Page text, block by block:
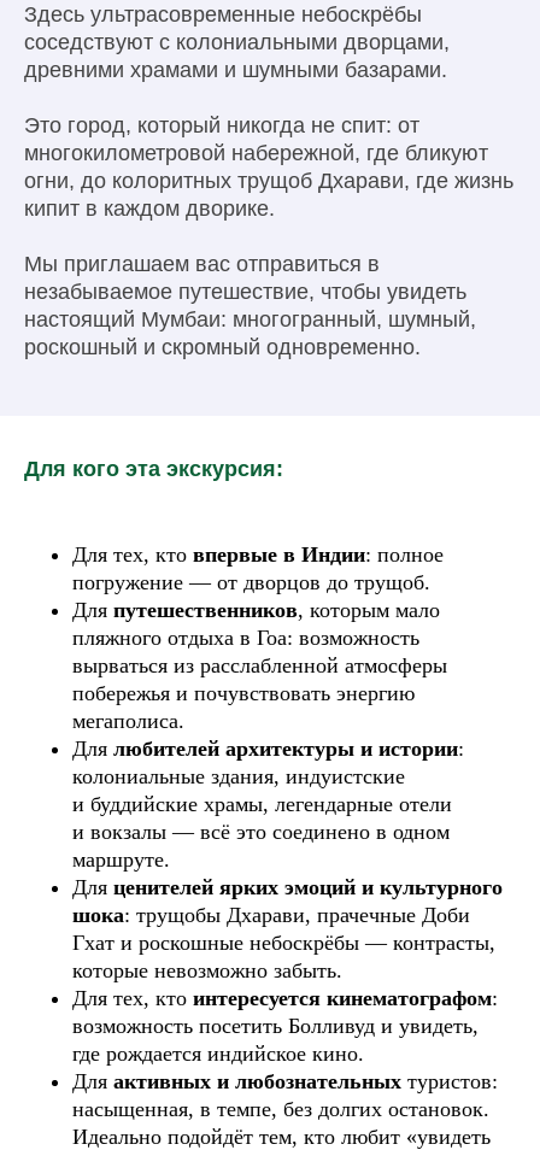
Здесь ультрасовременные небоскрёбы
соседствуют с колониальными дворцами,
древними храмами и шумными базарами.
Это город, который никогда не спит: от
многокилометровой набережной, где бликуют
огни, до колоритных трущоб Дхарави, где жизнь
кипит в каждом дворике.
Мы приглашаем вас отправиться в
незабываемое путешествие, чтобы увидеть
настоящий Мумбаи: многогранный, шумный,
роскошный и скромный одновременно.
Для кого эта экскурсия:
Для тех, кто впервые в Индии: полное
погружение — от дворцов до трущоб.
Для путешественников, которым мало
пляжного отдыха в Гоа: возможность
вырваться из расслабленной атмосферы
побережья и почувствовать энергию
мегаполиса.
Для любителей архитектуры и истории:
колониальные здания, индуистские
и буддийские храмы, легендарные отели
и вокзалы — всё это соединено в одном
маршруте.
Для ценителей ярких эмоций и культурного
шока: трущобы Дхарави, прачечные Доби
Гхат и роскошные небоскрёбы — контрасты,
которые невозможно забыть.
Для тех, кто интересуется кинематографом:
возможность посетить Болливуд и увидеть,
где рождается индийское кино.
Для активных и любознательных туристов:
насыщенная, в темпе, без долгих остановок.
Идеально подойдёт тем, кто любит «увидеть